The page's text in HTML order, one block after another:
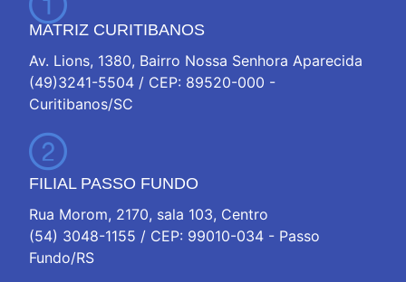
MATRIZ CURITIBANOS
Av. Lions, 1380, Bairro Nossa Senhora Aparecida
(49)3241-5504 / CEP: 89520-000 -
Curitibanos/SC
FILIAL PASSO FUNDO
Rua Morom, 2170, sala 103, Centro
(54) 3048-1155 / CEP: 99010-034 - Passo
Fundo/RS